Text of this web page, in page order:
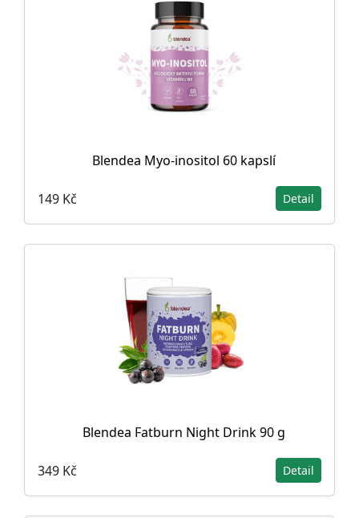
Blendea Myo-inositol 60 kapslí
149 Kč Detail
Blendea Fatburn Night Drink 90 g
349 Kč Detail